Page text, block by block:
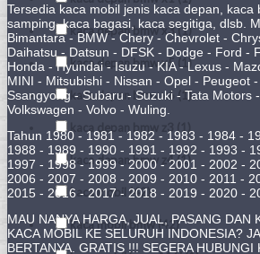
kaca depan bmw x3 (1)
kaca depan bmw x5 (1)
kaca depan bmw x6 (1)
kaca depan bmw z4 (1)
kaca mobil (42)
kaca mobil bmw (42)
Tersedia kaca mobil jenis kaca depan, kaca
samping, kaca bagasi, kaca segitiga, dlsb.
Bimantara - BMW - Chery - Chevrolet -
Daihatsu - Datsun - DFSK - Dodge - Ford -
Honda - Hyundai - Isuzu - KIA - Lexus -
MINI - Mitsubishi - Nissan - Opel - Peugeot
Ssangyong - Subaru - Suzuki - Tata Motors
Volkswagen - Volvo - Wuling.
Tahun 1980 - 1981 - 1982 - 1983 - 1984 -
1988 - 1989 - 1990 - 1991 - 1992 - 1993 -
1997 - 1998 - 1999 - 2000 - 2001 - 2002 -
2006 - 2007 - 2008 - 2009 - 2010 - 2011 -
2015 - 2016 - 2017 - 2018 - 2019 - 2020 -
MAU NANYA HARGA, JUAL, PASANG DAN
KACA MOBIL KE SELURUH INDONESIA?
BERTANYA. GRATIS !!! SEGERA HUBUNGI